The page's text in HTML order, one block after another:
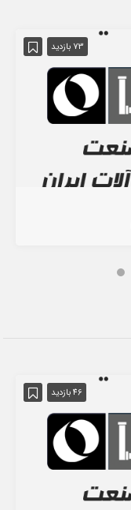
73 بازدید
46 بازدید